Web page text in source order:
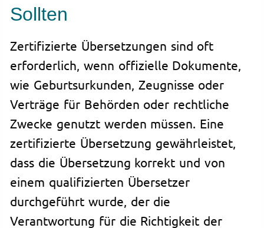
Sollten
Zertifizierte Übersetzungen sind oft
erforderlich, wenn offizielle Dokumente,
wie Geburtsurkunden, Zeugnisse oder
Verträge für Behörden oder rechtliche
Zwecke genutzt werden müssen. Eine
zertifizierte Übersetzung gewährleistet,
dass die Übersetzung korrekt und von
einem qualifizierten Übersetzer
durchgeführt wurde, der die
Verantwortung für die Richtigkeit der